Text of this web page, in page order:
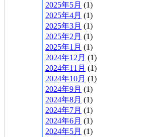
2025年5月 (1)
2025年4月 (1)
2025年3月 (1)
2025年2月 (1)
2025年1月 (1)
2024年12月 (1)
2024年11月 (1)
2024年10月 (1)
2024年9月 (1)
2024年8月 (1)
2024年7月 (1)
2024年6月 (1)
2024年5月 (1)